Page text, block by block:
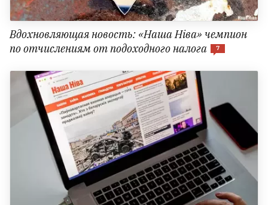
Вдохновляющая новость: «Наша Ніва» чемпион
по отчислениям от подоходного налога
7